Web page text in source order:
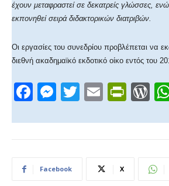
έχουν μεταφραστεί σε δεκατρείς γλώσσες, ενώ
εκπονηθεί σειρά διδακτορικών διατριβών.
Οι εργασίες του συνεδρίου προβλέπεται να
διεθνή ακαδημαϊκό εκδοτικό οίκο εντός του
F
c
b
M
ss
n
T
tt
E
ail
Pr
tF
W
d
e
Facebook X